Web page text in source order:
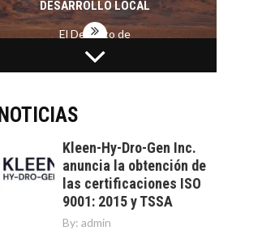
DESARROLLO LOCAL
El Desierto de
Atacama: Motor
Estratégico para el
LA INDUSTRIA
MINERA CHILENA
SOSTENIBILIDAD
Minería chilena: un
pilar estratégico ante
el reto ineludible de…
CAPITAL DE RIESGO
EN CHILE:
OPORTUNIDADES
NOTICIAS
Kleen-Hy-Dro-Gen Inc.
anuncia la obtención de
las certificaciones ISO
9001: 2015 y TSSA
By: admin